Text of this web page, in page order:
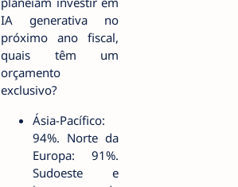
IA generativa no
próximo ano fiscal,
quais têm um
orçamento
exclusivo?
Ásia-Pacífico:
94%. Norte da
Europa: 91%.
Sudoeste e